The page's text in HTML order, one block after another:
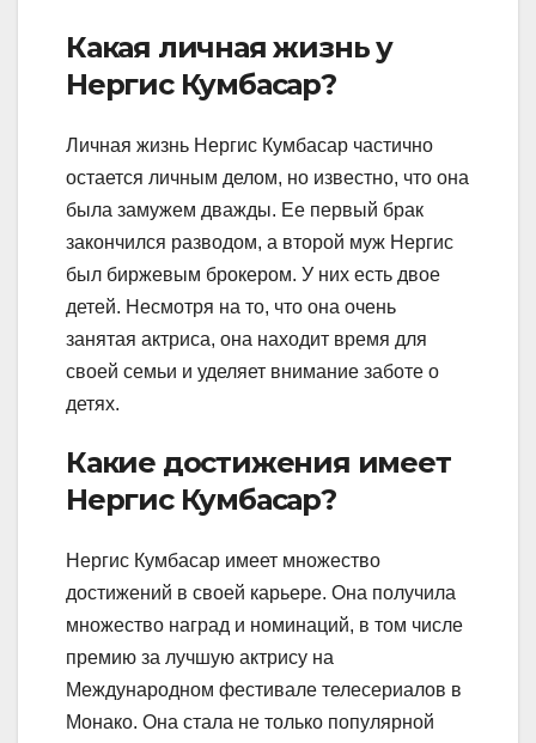
Какая личная жизнь у
Нергис Кумбасар?
Личная жизнь Нергис Кумбасар частично
остается личным делом, но известно, что она
была замужем дважды. Ее первый брак
закончился разводом, а второй муж Нергис
был биржевым брокером. У них есть двое
детей. Несмотря на то, что она очень
занятая актриса, она находит время для
своей семьи и уделяет внимание заботе о
детях.
Какие достижения имеет
Нергис Кумбасар?
Нергис Кумбасар имеет множество
достижений в своей карьере. Она получила
множество наград и номинаций, в том числе
премию за лучшую актрису на
Международном фестивале телесериалов в
Монако. Она стала не только популярной